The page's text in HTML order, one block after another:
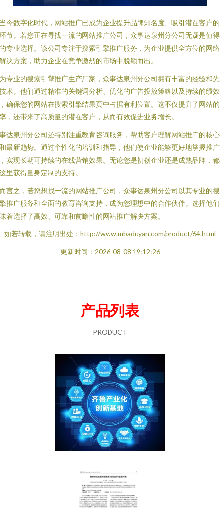
今数字化时代，网站推广已成为企业提升品牌知名度、吸引潜在客户
节。若您正在寻找一流的网站推广公司，众事达泉州分公司无疑是值
专业选择。该公司专注于搜索引擎推广服务，为企业提供全方位的网
决方案，助力企业在竞争激烈的市场中脱颖而出。
专业的搜索引擎推广生产厂家，众事达泉州分公司拥有丰富的经验和
术。他们通过精准的关键词分析、优化的广告投放策略以及持续的绩
确保您的网站在搜索引擎结果页中占据有利位置。这不仅提升了网站
，还带来了高质量的潜在客户，从而有效促进业务增长。
达泉州分公司还特别注重教育咨询服务，帮助客户理解网站推广的核
最新趋势。通过个性化的培训和指导，他们使企业能够更好地掌握推
实现长期可持续的在线营销效果。无论您是初创企业还是成熟品牌，
里获得量身定制的支持。
言之，若您想找一流的网站推广公司，众事达泉州分公司以其专业的
推广服务和全面的教育咨询支持，成为您理想中的合作伙伴。选择他
着选择了高效、可靠和前瞻性的网站推广解决方案。
如若转载，请注明出处：http://www.mbaduyan.com/product/64.html
更新时间：2026-08-08 19:12:26
产品列表
PRODUCT